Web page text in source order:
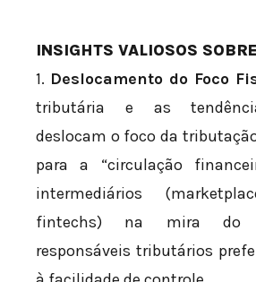
INSIGHTS VALIOSOS
1. Deslocamento do Foco
tributária e as
deslocam o foco da
para a “circulação
intermediários
fintechs) na mira do
responsáveis tributários